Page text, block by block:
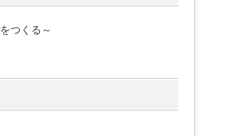
つくる～